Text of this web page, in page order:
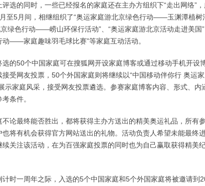
的同时，一些已经报名的家庭还在主办方组织下“走出网络”，
至5月间，相继组织了“奥运家庭游北京绿色行动——玉渊潭植树
京绿色行动——崂山环保行活动”、“奥运家庭游北京活动走进美国”
动——家庭趣味羽毛球比赛”等家庭互动活动。
50个中国家庭可在搜狐网开设家庭博客或通过移动手机开设
接受网友投票，50个外国家庭则将继续以“中国移动伴你行 奥运
示家庭风采，接受网友投票遴选。参赛家庭博客内容、形式、内
条件。
最终能否胜出，都将获得主办方送出的精美奥运礼品，所有
也将有机会获得官方网站送出的礼物。活动负责人希望未能最终
关注该活动，在为百强家庭投票的同时也为自己赢取获得精美
一周年之际，入选的5个中国家庭和5个外国家庭将被邀请到